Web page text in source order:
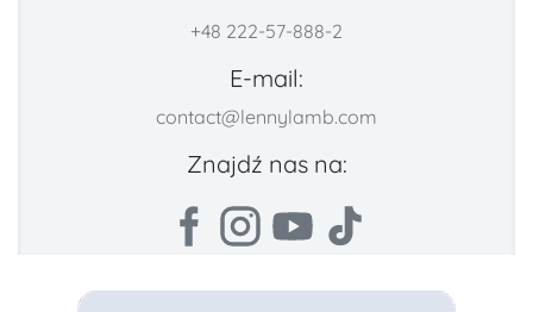
+48 222-57-888-2
E-mail:
contact@lennylamb.com
Znajdź nas na: